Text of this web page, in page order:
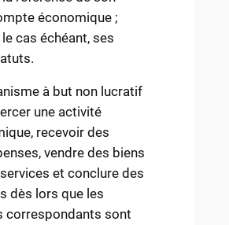
économique ;
cas échéant, ses
à but non lucratif
une activité
recevoir des
vendre des biens
et conclure des
dès lors que les
correspondants sont